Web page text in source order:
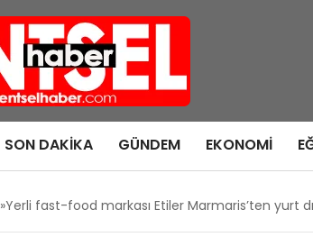
SON DAKIKA GÜNDEM EKONOMI
Yerli fast-food markası Etiler Marmaris’ten yurt